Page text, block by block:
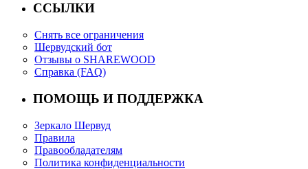
ССЫЛКИ
Снять все ограничения
Шервудский бот
Отзывы о SHAREWOOD
Справка (FAQ)
ПОМОЩЬ И ПОДДЕРЖКА
Зеркало Шервуд
Правила
Правообладателям
Политика конфиденциальности